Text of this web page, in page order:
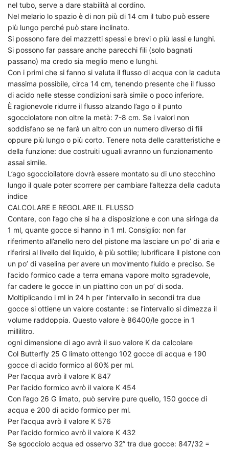
nel tubo, serve a dare stabilità al cordino.
Nel melario lo spazio è di non più di 14 cm il tubo può essere
più lungo perché può stare inclinato.
Si possono fare dei mazzetti spessi e brevi o più lassi e lunghi.
Si possono far passare anche parecchi fili (solo bagnati
passano) ma credo sia meglio meno e lunghi.
Con i primi che si fanno si valuta il flusso di acqua con la caduta
massima possibile, circa 14 cm, tenendo presente che il flusso
di acido nelle stesse condizioni sarà simile o poco inferiore.
È ragionevole ridurre il flusso alzando l’ago o il punto
sgocciolatore non oltre la metà: 7-8 cm. Se i valori non
soddisfano se ne farà un altro con un numero diverso di fili
oppure più lungo o più corto. Tenere nota delle caratteristiche e
della funzione: due costruiti uguali avranno un funzionamento
assai simile.
L’ago sgoccioilatore dovrà essere montato su di uno stecchino
lungo il quale poter scorrere per cambiare l’altezza della caduta
indice
CALCOLARE E REGOLARE IL FLUSSO
Contare, con l’ago che si ha a disposizione e con una siringa da
1 ml, quante gocce si hanno in 1 ml. Consiglio: non far
riferimento all’anello nero del pistone ma lasciare un po’ di aria e
riferirsi al livello del liquido, è più sottile; lubrificare il pistone con
un po’ di vaselina per avere un movimento fluido e preciso. Se
l’acido formico cade a terra emana vapore molto sgradevole,
far cadere le gocce in un piattino con un po’ di soda.
Moltiplicando i ml in 24 h per l’intervallo in secondi tra due
gocce si ottiene un valore costante : se l’intervallo si dimezza il
volume raddoppia. Questo valore è 86400/le gocce in 1
millilitro.
ogni dimensione di ago avrà il suo valore K da calcolare
Col Butterfly 25 G limato ottengo 102 gocce di acqua e 190
gocce di acido formico al 60% per ml.
Per l’acqua avrò il valore K 847
Per l’acido formico avrò il valore K 454
Con l’ago 26 G limato, può servire pure quello, 150 gocce di
acqua e 200 di acido formico per ml.
Per l’acqua avrò il valore K 576
Per l’acido formico avrò il valore K 432
Se sgocciolo acqua ed osservo 32” tra due gocce: 847/32 =